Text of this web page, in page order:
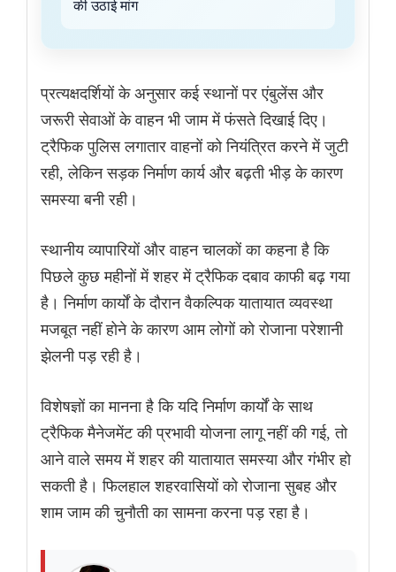
की उठाई मांग
प्रत्यक्षदर्शियों के अनुसार कई स्थानों पर एंबुलेंस और
जरूरी सेवाओं के वाहन भी जाम में फंसते दिखाई दिए।
ट्रैफिक पुलिस लगातार वाहनों को नियंत्रित करने में जुटी
रही, लेकिन सड़क निर्माण कार्य और बढ़ती भीड़ के कारण
समस्या बनी रही।
स्थानीय व्यापारियों और वाहन चालकों का कहना है कि
पिछले कुछ महीनों में शहर में ट्रैफिक दबाव काफी बढ़ गया
है। निर्माण कार्यों के दौरान वैकल्पिक यातायात व्यवस्था
मजबूत नहीं होने के कारण आम लोगों को रोजाना परेशानी
झेलनी पड़ रही है।
विशेषज्ञों का मानना है कि यदि निर्माण कार्यों के साथ
ट्रैफिक मैनेजमेंट की प्रभावी योजना लागू नहीं की गई, तो
आने वाले समय में शहर की यातायात समस्या और गंभीर हो
सकती है। फिलहाल शहरवासियों को रोजाना सुबह और
शाम जाम की चुनौती का सामना करना पड़ रहा है।